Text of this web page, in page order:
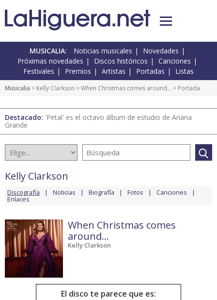
MUSICALIA: Noticias musicales
Novedades
Próximas novedades
Discos históricos
Canciones
Festivales
Premios Artistas Portadas Listas
Musicalia > Kelly Clarkson >When Christmas comes around… > Portada
Destacado: 'Petal' es el octavo álbum de estudio de Ariana
Grande
Kelly Clarkson
Discografía Noticias Biografía Fotos Canciones
Enlaces
When Christmas comes
around…
Kelly Clarkson
El disco te parece que es: